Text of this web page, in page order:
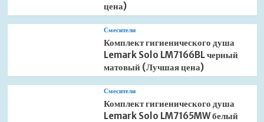
цена)
Смесители
Комплект гигиенического душа
Lemark Solo LM7166BL черный
матовый (Лучшая цена)
Смесители
Комплект гигиенического душа
Lemark Solo LM7165MW белый